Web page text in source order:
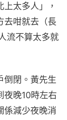
太多人」，
去咁就去（長
流不算太多就
倒閉。黃先生
夜晚10時左右
係減少夜晚消